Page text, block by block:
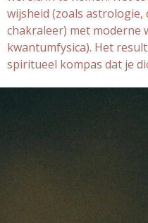
wijsheid (zoals astrologie,
chakraleer) met moderne
kwantumfysica). Het
spiritueel kompas dat je